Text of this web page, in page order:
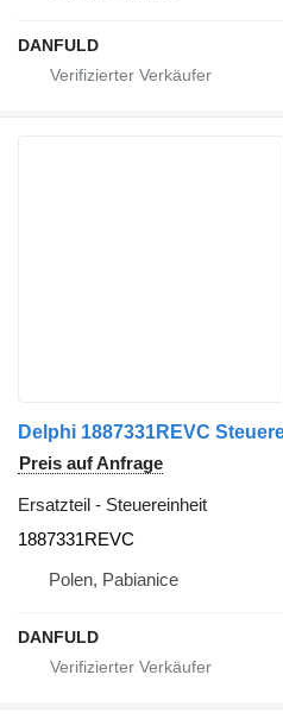
DANFULD
Delphi 1887331REVC
Preis auf Anfrage
Ersatzteil - Steuereinheit
1887331REVC
Polen, Pabianice
DANFULD